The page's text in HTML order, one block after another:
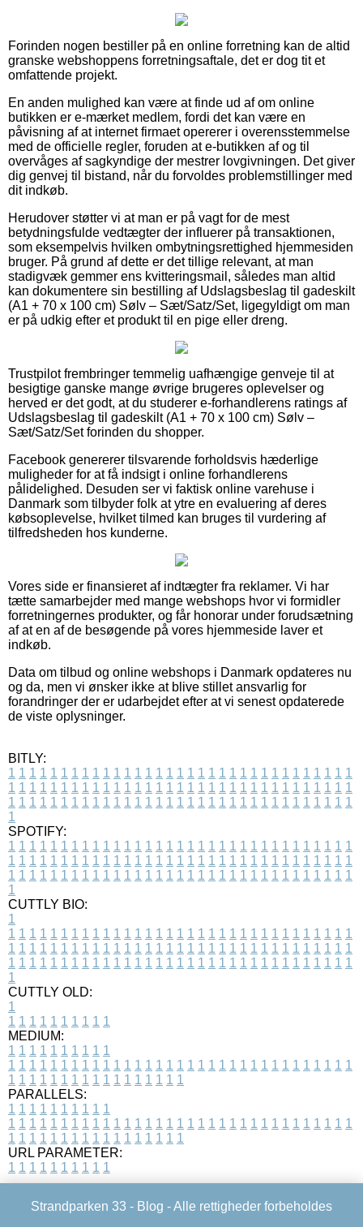
Forinden nogen bestiller på en online forretning kan de altid
granske webshoppens forretningsaftale, det er dog tit et
omfattende projekt.
En anden mulighed kan være at finde ud af om online
butikken er e-mærket medlem, fordi det kan være en
påvisning af at internet firmaet opererer i overensstemmelse
med de officielle regler, foruden at e-butikken af og til
overvåges af sagkyndige der mestrer lovgivningen. Det giver
dig genvej til bistand, når du forvoldes problemstillinger med
dit indkøb.
Herudover støtter vi at man er på vagt for de mest
betydningsfulde vedtægter der influerer på transaktionen,
som eksempelvis hvilken ombytningsrettighed hjemmesiden
bruger. På grund af dette er det tillige relevant, at man
stadigvæk gemmer ens kvitteringsmail, således man altid
kan dokumentere sin bestilling af Udslagsbeslag til gadeskilt
(A1 + 70 x 100 cm) Sølv – Sæt/Satz/Set, ligegyldigt om man
er på udkig efter et produkt til en pige eller dreng.
Trustpilot frembringer temmelig uafhængige genveje til at
besigtige ganske mange øvrige brugeres oplevelser og
herved er det godt, at du studerer e-forhandlerens ratings af
Udslagsbeslag til gadeskilt (A1 + 70 x 100 cm) Sølv –
Sæt/Satz/Set forinden du shopper.
Facebook genererer tilsvarende forholdsvis hæderlige
muligheder for at få indsigt i online forhandlerens
pålidelighed. Desuden ser vi faktisk online varehuse i
Danmark som tilbyder folk at ytre en evaluering af deres
købsoplevelse, hvilket tilmed kan bruges til vurdering af
tilfredsheden hos kunderne.
Vores side er finansieret af indtægter fra reklamer. Vi har
tætte samarbejder med mange webshops hvor vi formidler
forretningernes produkter, og får honorar under forudsætning
af at en af de besøgende på vores hjemmeside laver et
indkøb.
Data om tilbud og online webshops i Danmark opdateres nu
og da, men vi ønsker ikke at blive stillet ansvarlig for
forandringer der er udarbejdet efter at vi senest opdaterede
de viste oplysninger.
BITLY:
1 1 1 1 1 1 1 1 1 1 1 1 1 1 1 1 1 1 1 1 1 1 1 1 1 1 1 1 1 1 1 1 1
1 1 1 1 1 1 1 1 1 1 1 1 1 1 1 1 1 1 1 1 1 1 1 1 1 1 1 1 1 1 1 1 1
1 1 1 1 1 1 1 1 1 1 1 1 1 1 1 1 1 1 1 1 1 1 1 1 1 1 1 1 1 1 1 1 1
1
SPOTIFY:
1 1 1 1 1 1 1 1 1 1 1 1 1 1 1 1 1 1 1 1 1 1 1 1 1 1 1 1 1 1 1 1 1
1 1 1 1 1 1 1 1 1 1 1 1 1 1 1 1 1 1 1 1 1 1 1 1 1 1 1 1 1 1 1 1 1
1 1 1 1 1 1 1 1 1 1 1 1 1 1 1 1 1 1 1 1 1 1 1 1 1 1 1 1 1 1 1 1 1
1
CUTTLY BIO:
1
1 1 1 1 1 1 1 1 1 1 1 1 1 1 1 1 1 1 1 1 1 1 1 1 1 1 1 1 1 1 1 1 1
1 1 1 1 1 1 1 1 1 1 1 1 1 1 1 1 1 1 1 1 1 1 1 1 1 1 1 1 1 1 1 1 1
1 1 1 1 1 1 1 1 1 1 1 1 1 1 1 1 1 1 1 1 1 1 1 1 1 1 1 1 1 1 1 1 1
1
CUTTLY OLD:
1
1 1 1 1 1 1 1 1 1 1
MEDIUM:
1 1 1 1 1 1 1 1 1 1
1 1 1 1 1 1 1 1 1 1 1 1 1 1 1 1 1 1 1 1 1 1 1 1 1 1 1 1 1 1 1 1 1
1 1 1 1 1 1 1 1 1 1 1 1 1 1 1 1 1
PARALLELS:
1 1 1 1 1 1 1 1 1 1
1 1 1 1 1 1 1 1 1 1 1 1 1 1 1 1 1 1 1 1 1 1 1 1 1 1 1 1 1 1 1 1 1
1 1 1 1 1 1 1 1 1 1 1 1 1 1 1 1 1
URL PARAMETER:
1 1 1 1 1 1 1 1 1 1
Strandparken 33 - Blog - Alle rettigheder forbeholdes